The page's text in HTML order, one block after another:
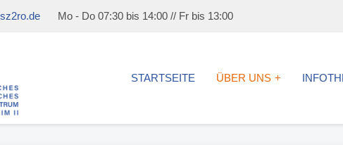
Mo - Do 07:30 bis 14:00 // Fr bis 13:00
STARTSEITE ÜBER UNS